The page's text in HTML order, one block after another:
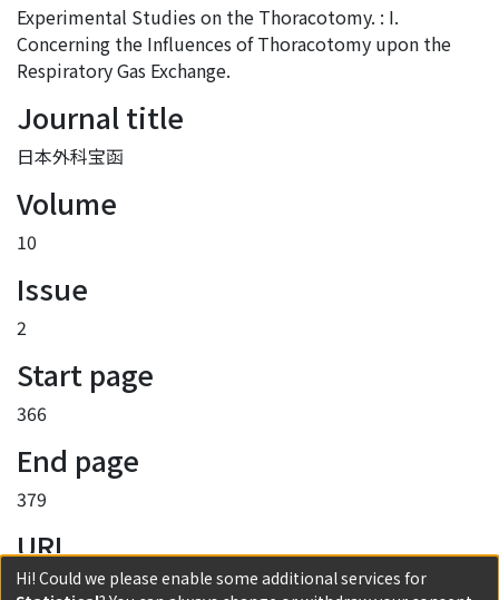
Experimental Studies on the Thoracotomy. : I.
Concerning the Influences of Thoracotomy upon the
Respiratory Gas Exchange.
Journal title
日本外科宝函
Volume
10
Issue
2
Start page
366
End page
379
URI
http://hdl.handle.net/2433/203324
Hi! Could we please enable some additional services for